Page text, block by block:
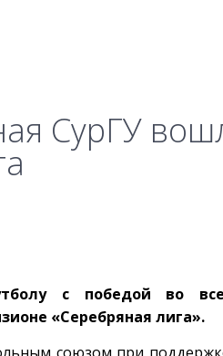
СурГУ
с победой во
«Серебряная лига».